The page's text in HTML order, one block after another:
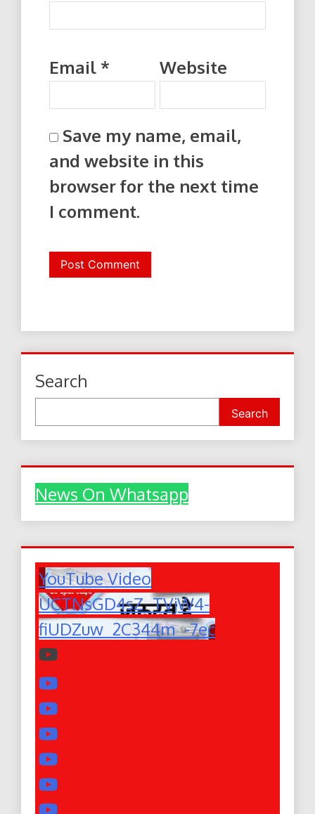
Email * Website
Save my name, email,
and website in this
browser for the next time
I comment.
Search
Search
News On Whatsapp
YouTube Video
UCTNsGD4sZ_TVjW4-
fiUDZuw_2C344m_-7ec